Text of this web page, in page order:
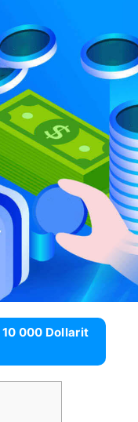
000 Dollarit